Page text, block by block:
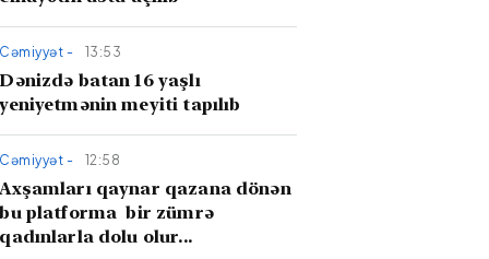
Cəmiyyət - 13:53
Dənizdə batan 16 yaşlı
yeniyetmənin meyiti tapılıb
Cəmiyyət - 12:58
Axşamları qaynar qazana dönən
bu platforma bir zümrə
qadınlarla dolu olur...